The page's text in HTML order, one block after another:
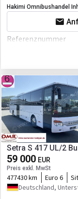
Hakimi Omnibushandel
Referenznummer
Hauptuntersuchung
Farbe
Motor/Antrieb
Kraftstoffart
Hubraum
Leistung
Getriebe
Retarder/Intarder
Setra S 417 UL/2
59 000 EUR
Preis exkl. MwSt
477430 km Euro 6
Deutschland,